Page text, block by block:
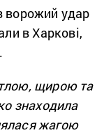
ворожий удар
в Харкові,
щирою та
знаходила
жагою